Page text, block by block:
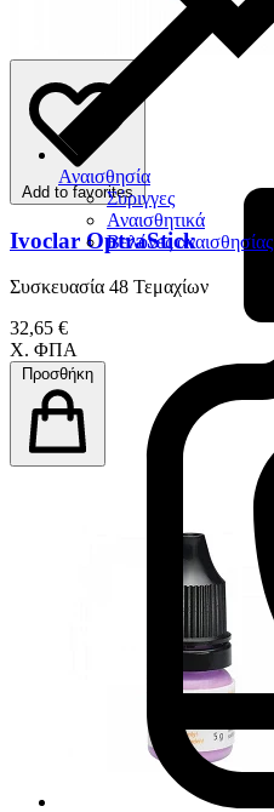
Αναισθησία
Σύριγγες
Αναισθητικά
Βελόνες αναισθησίας
Add to favorites
Ivoclar OptraStick
Συσκευασία 48 Τεμαχίων
32,65 €
Χ. ΦΠΑ
Προσθήκη